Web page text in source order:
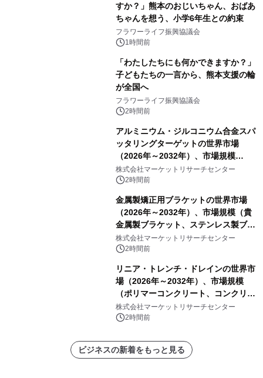
すか？」熊本のおじいちゃん、おばあ
ちゃんを想う、小学6年生との約束
フラワーライフ振興協議会
1時間前
「わたしたちにも何かできますか？」
子どもたちの一言から、熊本支援の輪
が全国へ
フラワーライフ振興協議会
2時間前
アルミニウム・ジルコニウム合金スパ
ッタリングターゲットの世界市場
（2026年～2032年）、市場規模
（0.995、0.999、その他）・分析レポ
ートを発表
株式会社マーケットリサーチセンター
2時間前
金属製矯正用ブラケットの世界市場
（2026年～2032年）、市場規模（貴
金属製ブラケット、ステンレス製ブラ
ケット、純チタン製ブラケット）・分
析レポートを発表
株式会社マーケットリサーチセンター
2時間前
リニア・トレンチ・ドレインの世界市
場（2026年～2032年）、市場規模
（ポリマーコンクリート、コンクリー
ト、プラスチック、金属）・分析レポ
ートを発表
株式会社マーケットリサーチセンター
2時間前
ビジネスの新着をもっと見る